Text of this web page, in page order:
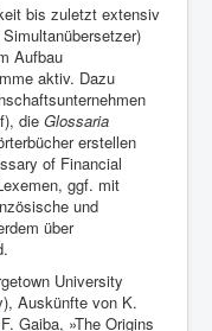
bis zuletzt extensiv
Aufbau
aktiv. Dazu
die Glossaria
erstellen
of Financial
ggf. mit
und
über
University
Auskünfte von K.
Gaiba, »The Origins